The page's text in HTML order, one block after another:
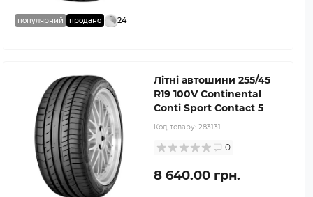
популярний продано 24
Літні автошини 255/45
R19 100V Continental
Conti Sport Contact 5
Код товару: 283131
0
8 640.00 грн.